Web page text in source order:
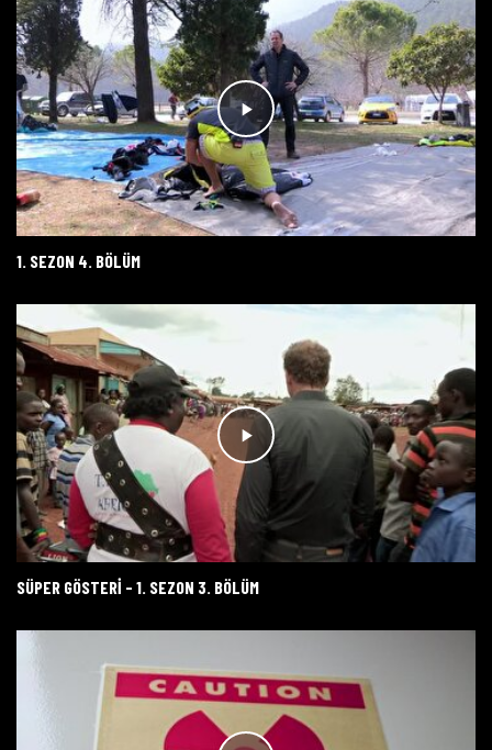
1. SEZON 4. BÖLÜM
SÜPER GÖSTERİ - 1. SEZON 3. BÖLÜM